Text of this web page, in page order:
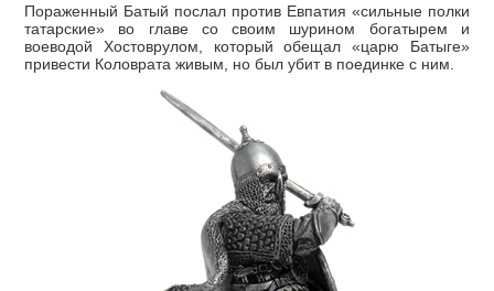
Пораженный Батый послал против Евпатия «сильные полки
татарские» во главе со своим шурином богатырем и
воеводой Хостоврулом, который обещал «царю Батыге»
привести Коловрата живым, но был убит в поединке с ним.